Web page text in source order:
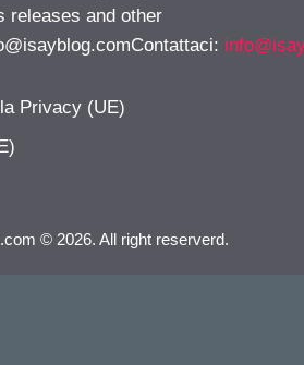
releases and other
:
Privacy (UE)
© 2026. All right reserverd.